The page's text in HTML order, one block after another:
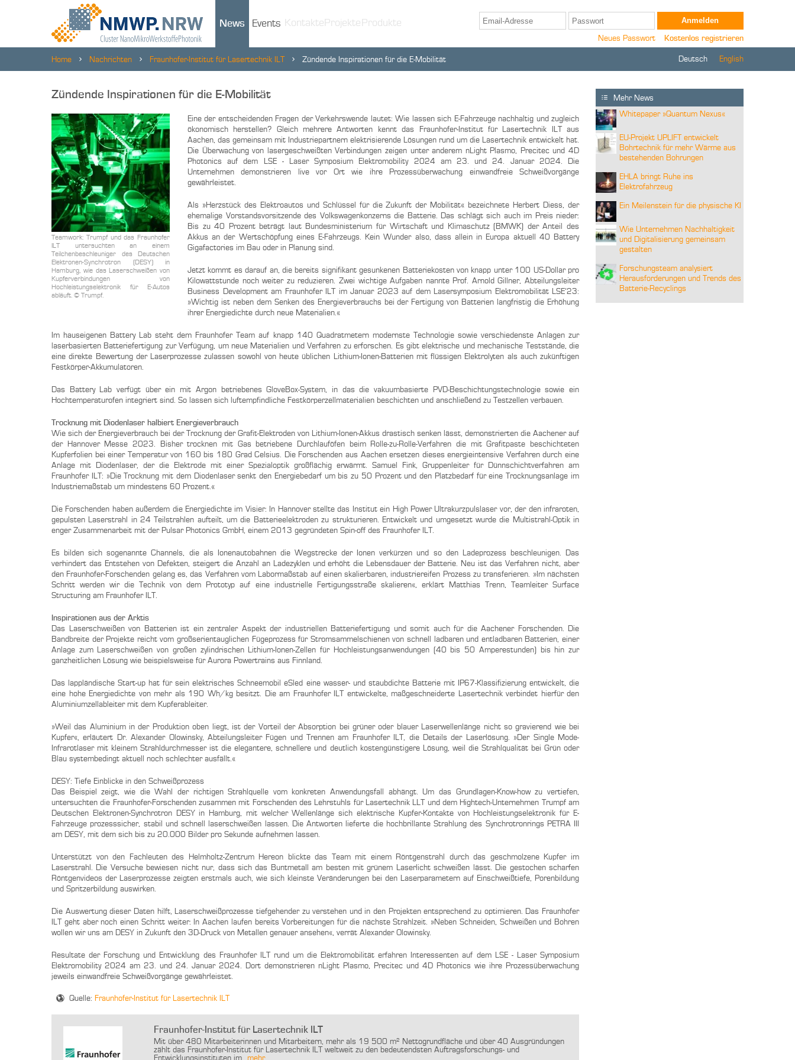
News Events Kontakte Projekte Produkte
Neues Passwort Kostenlos registrieren
Home Nachrichten Fraunhofer-Institut für Lasertechnik ILT Zündende Inspirationen für die E-Mobilität Deutsch English
Zündende Inspirationen für die E-Mobilität
Teamwork: Trumpf und das Fraunhofer
ILT untersuchten an einem
Teilchenbeschleuniger des Deutschen
Elektronen-Synchrotron (DESY) in
Hamburg, wie das Laserschweißen von
Kupferverbindungen von
Hochleistungselektronik für E-Autos
abläuft. © Trumpf.
Eine der entscheidenden Fragen der Verkehrswende lautet: Wie lassen sich E-Fahrzeuge nachhaltig und zugleich
ökonomisch herstellen? Gleich mehrere Antworten kennt das Fraunhofer-Institut für Lasertechnik ILT aus
Aachen, das gemeinsam mit Industriepartnern elektrisierende Lösungen rund um die Lasertechnik entwickelt hat.
Die Überwachung von lasergeschweißten Verbindungen zeigen unter anderem nLight Plasmo, Precitec und 4D
Photonics auf dem LSE - Laser Symposium Elektromobility 2024 am 23. und 24. Januar 2024. Die
Unternehmen demonstrieren live vor Ort wie ihre Prozessüberwachung einwandfreie Schweißvorgänge
gewährleistet.
Als »Herzstück des Elektroautos und Schlüssel für die Zukunft der Mobilität« bezeichnete Herbert Diess, der
ehemalige Vorstandsvorsitzende des Volkswagenkonzerns die Batterie. Das schlägt sich auch im Preis nieder:
Bis zu 40 Prozent beträgt laut Bundesministerium für Wirtschaft und Klimaschutz (BMWK) der Anteil des
Akkus an der Wertschöpfung eines E-Fahrzeugs. Kein Wunder also, dass allein in Europa aktuell 40 Battery
Gigafactories im Bau oder in Planung sind.
Jetzt kommt es darauf an, die bereits signifikant gesunkenen Batteriekosten von knapp unter 100 US-Dollar pro
Kilowattstunde noch weiter zu reduzieren. Zwei wichtige Aufgaben nannte Prof. Arnold Gillner, Abteilungsleiter
Business Development am Fraunhofer ILT im Januar 2023 auf dem Lasersymposium Elektromobilität LSE’23:
»Wichtig ist neben dem Senken des Energieverbrauchs bei der Fertigung von Batterien langfristig die Erhöhung
ihrer Energiedichte durch neue Materialien.«
Im hauseigenen Battery Lab steht dem Fraunhofer Team auf knapp 140 Quadratmetern modernste Technologie sowie verschiedenste Anlagen zur
laserbasierten Batteriefertigung zur Verfügung, um neue Materialien und Verfahren zu erforschen. Es gibt elektrische und mechanische Teststände, die
eine direkte Bewertung der Laserprozesse zulassen sowohl von heute üblichen Lithium-Ionen-Batterien mit flüssigen Elektrolyten als auch zukünftigen
Festkörper-Akkumulatoren.
Das Battery Lab verfügt über ein mit Argon betriebenes GloveBox-System, in das die vakuumbasierte PVD-Beschichtungstechnologie sowie ein
Hochtemperaturofen integriert sind. So lassen sich luftempfindliche Festkörperzellmaterialien beschichten und anschließend zu Testzellen verbauen.
Trocknung mit Diodenlaser halbiert Energieverbrauch
Wie sich der Energieverbrauch bei der Trocknung der Grafit-Elektroden von Lithium-Ionen-Akkus drastisch senken lässt, demonstrierten die Aachener auf
der Hannover Messe 2023. Bisher trocknen mit Gas betriebene Durchlauföfen beim Rolle-zu-Rolle-Verfahren die mit Grafitpaste beschichteten
Kupferfolien bei einer Temperatur von 160 bis 180 Grad Celsius. Die Forschenden aus Aachen ersetzen dieses energieintensive Verfahren durch eine
Anlage mit Diodenlaser, der die Elektrode mit einer Spezialoptik großflächig erwärmt. Samuel Fink, Gruppenleiter für Dünnschichtverfahren am
Fraunhofer ILT: »Die Trocknung mit dem Diodenlaser senkt den Energiebedarf um bis zu 50 Prozent und den Platzbedarf für eine Trocknungsanlage im
Industriemaßstab um mindestens 60 Prozent.«
Die Forschenden haben außerdem die Energiedichte im Visier: In Hannover stellte das Institut ein High Power Ultrakurzpulslaser vor, der den infraroten,
gepulsten Laserstrahl in 24 Teilstrahlen aufteilt, um die Batterieelektroden zu strukturieren. Entwickelt und umgesetzt wurde die Multistrahl-Optik in
enger Zusammenarbeit mit der Pulsar Photonics GmbH, einem 2013 gegründeten Spin-off des Fraunhofer ILT.
Es bilden sich sogenannte Channels, die als Ionenautobahnen die Wegstrecke der Ionen verkürzen und so den Ladeprozess beschleunigen. Das
verhindert das Entstehen von Defekten, steigert die Anzahl an Ladezyklen und erhöht die Lebensdauer der Batterie. Neu ist das Verfahren nicht, aber
den Fraunhofer-Forschenden gelang es, das Verfahren vom Labormaßstab auf einen skalierbaren, industriereifen Prozess zu transferieren. »Im nächsten
Schritt werden wir die Technik von dem Prototyp auf eine industrielle Fertigungsstraße skalieren«, erklärt Matthias Trenn, Teamleiter Surface
Structuring am Fraunhofer ILT.
Inspirationen aus der Arktis
Das Laserschweißen von Batterien ist ein zentraler Aspekt der industriellen Batteriefertigung und somit auch für die Aachener Forschenden. Die
Bandbreite der Projekte reicht vom großserientauglichen Fügeprozess für Stromsammelschienen von schnell ladbaren und entladbaren Batterien, einer
Anlage zum Laserschweißen von großen zylindrischen Lithium-Ionen-Zellen für Hochleistungsanwendungen (40 bis 50 Amperestunden) bis hin zur
ganzheitlichen Lösung wie beispielsweise für Aurora Powertrains aus Finnland.
Das lappländische Start-up hat für sein elektrisches Schneemobil eSled eine wasser- und staubdichte Batterie mit IP67-Klassifizierung entwickelt, die
eine hohe Energiedichte von mehr als 190 Wh/kg besitzt. Die am Fraunhofer ILT entwickelte, maßgeschneiderte Lasertechnik verbindet hierfür den
Aluminiumzellableiter mit dem Kupferableiter.
»Weil das Aluminium in der Produktion oben liegt, ist der Vorteil der Absorption bei grüner oder blauer Laserwellenlänge nicht so gravierend wie bei
Kupfer«, erläutert Dr. Alexander Olowinsky, Abteilungsleiter Fügen und Trennen am Fraunhofer ILT, die Details der Laserlösung. »Der Single Mode-
Infrarotlaser mit kleinem Strahldurchmesser ist die elegantere, schnellere und deutlich kostengünstigere Lösung, weil die Strahlqualität bei Grün oder
Blau systembedingt aktuell noch schlechter ausfällt.«
DESY: Tiefe Einblicke in den Schweißprozess
Das Beispiel zeigt, wie die Wahl der richtigen Strahlquelle vom konkreten Anwendungsfall abhängt. Um das Grundlagen-Know-how zu vertiefen,
untersuchten die Fraunhofer-Forschenden zusammen mit Forschenden des Lehrstuhls für Lasertechnik LLT und dem Hightech-Unternehmen Trumpf am
Deutschen Elektronen-Synchrotron DESY in Hamburg, mit welcher Wellenlänge sich elektrische Kupfer-Kontakte von Hochleistungselektronik für E-
Fahrzeuge prozesssicher, stabil und schnell laserschweißen lassen. Die Antworten lieferte die hochbrillante Strahlung des Synchrotronrings PETRA III
am DESY, mit dem sich bis zu 20.000 Bilder pro Sekunde aufnehmen lassen.
Unterstützt von den Fachleuten des Helmholtz-Zentrum Hereon blickte das Team mit einem Röntgenstrahl durch das geschmolzene Kupfer im
Laserstrahl. Die Versuche bewiesen nicht nur, dass sich das Buntmetall am besten mit grünem Laserlicht schweißen lässt. Die gestochen scharfen
Röntgenvideos der Laserprozesse zeigten erstmals auch, wie sich kleinste Veränderungen bei den Laserparametern auf Einschweißtiefe, Porenbildung
und Spritzerbildung auswirken.
Die Auswertung dieser Daten hilft, Laserschweißprozesse tiefgehender zu verstehen und in den Projekten entsprechend zu optimieren. Das Fraunhofer
ILT geht aber noch einen Schritt weiter: In Aachen laufen bereits Vorbereitungen für die nächste Strahlzeit. »Neben Schneiden, Schweißen und Bohren
wollen wir uns am DESY in Zukunft den 3D-Druck von Metallen genauer ansehen«, verrät Alexander Olowinsky.
Resultate der Forschung und Entwicklung des Fraunhofer ILT rund um die Elektromobilität erfahren Interessenten auf dem LSE - Laser Symposium
Elektromobility 2024 am 23. und 24. Januar 2024. Dort demonstrieren nLight Plasmo, Precitec und 4D Photonics wie ihre Prozessüberwachung
jeweils einwandfreie Schweißvorgänge gewährleistet.
Quelle: Fraunhofer-Institut für Lasertechnik ILT
Fraunhofer-Institut für Lasertechnik ILT
Mit über 480 Mitarbeiterinnen und Mitarbeitern, mehr als 19 500 m² Nettogrundfläche und über 40 Ausgründungen
zählt das Fraunhofer-Institut für Lasertechnik ILT weltweit zu den bedeutendsten Auftragsforschungs- und
Mehr News
Whitepaper »Quantum Nexus«
EU-Projekt UPLIFT entwickelt
Bohrtechnik für mehr Wärme aus
bestehenden Bohrungen
EHLA bringt Ruhe ins
Elektrofahrzeug
Ein Meilenstein für die physische KI
Wie Unternehmen Nachhaltigkeit
und Digitalisierung gemeinsam
gestalten
Forschungsteam analysiert
Herausforderungen und Trends des
Batterie-Recyclings